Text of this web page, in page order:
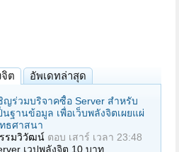
จิต อัพเดทล่าสุด
ญร่วมบริจาคซื้อ Server สำหรับ
นฐานข้อมูล เพื่อเว็บพลังจิตเผยแผ่
ธศาสนา
รมวิวัฒน์ ตอบ เสาร์ เวลา 23:48
เวปพลังจิต 10 บาท